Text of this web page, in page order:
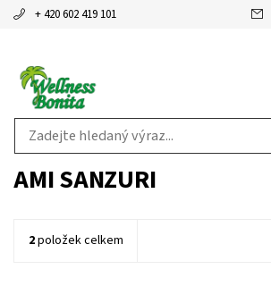
+ 420 602 419 101
AMI SANZURI
2položek celkem